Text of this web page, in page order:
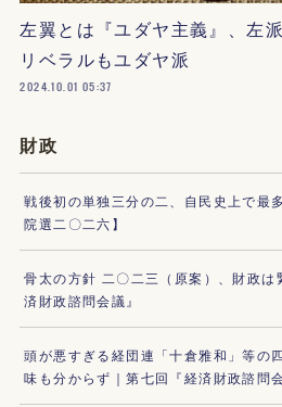
左翼とは『ユダヤ主義』、左
リベラルもユダヤ派
2024.10.01 05:37
財政
戦後初の単独三分の二、自民史上で最
院選二〇二六】
骨太の方針 二〇二三（原案）、財政
済財政諮問会議』
頭が悪すぎる経団連「十倉雅和」等の
味も分からず｜第七回『経済財政諮問会